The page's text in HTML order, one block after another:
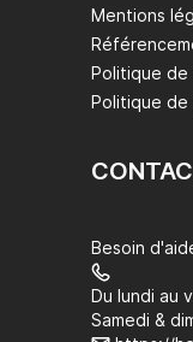
Mentions
Politique de
Politique de
Besoin
Du lundi au
Samedi &